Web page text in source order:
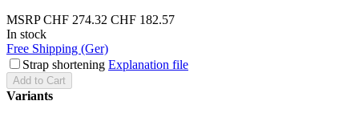
MSRP CHF 274.32 CHF 182.57
In stock
Free Shipping (Ger)
Strap shortening Explanation file
Add to Cart
Variants